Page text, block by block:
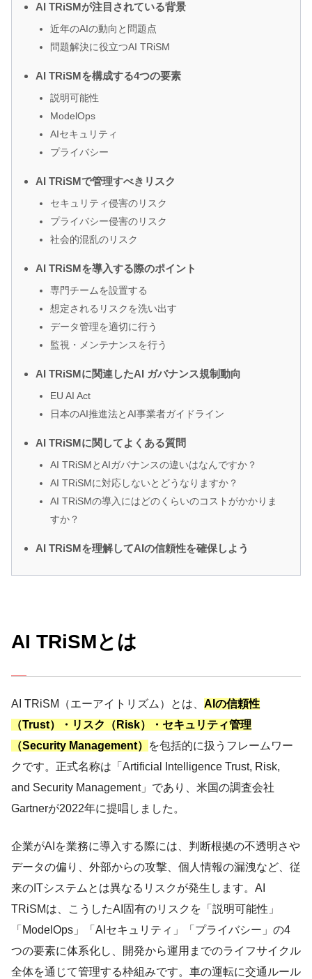
AI TRiSMが注目されている背景
近年のAIの動向と問題点
問題解決に役立つAI TRiSM
AI TRiSMを構成する4つの要素
説明可能性
ModelOps
AIセキュリティ
プライバシー
AI TRiSMで管理すべきリスク
セキュリティ侵害のリスク
プライバシー侵害のリスク
社会的混乱のリスク
AI TRiSMを導入する際のポイント
専門チームを設置する
想定されるリスクを洗い出す
データ管理を適切に行う
監視・メンテナンスを行う
AI TRiSMに関連したAI ガバナンス規制動向
EU AI Act
日本のAI推進法とAI事業者ガイドライン
AI TRiSMに関してよくある質問
AI TRiSMとAIガバナンスの違いはなんですか？
AI TRiSMに対応しないとどうなりますか？
AI TRiSMの導入にはどのくらいのコストがかかりま
すか？
AI TRiSMを理解してAIの信頼性を確保しよう
AI TRiSMとは
AI TRiSM（エーアイトリズム）とは、 AIの信頼性
（Trust）・リスク（Risk）・セキュリティ管理
（Security Management）
を包括的に扱うフレームワー
クです。正式名称は「Artificial Intelligence Trust, Risk,
and Security Management」であり、米国の調査会社
Gartnerが2022年に提唱しました。
企業がAIを業務に導入する際には、判断根拠の不透明さや
データの偏り、外部からの攻撃、個人情報の漏洩など、従
来のITシステムとは異なるリスクが発生します。AI
TRiSMは、こうしたAI固有のリスクを「説明可能性」
「ModelOps」「AIセキュリティ」「プライバシー」の4
つの要素に体系化し、開発から運用までのライフサイクル
全体を通じて管理する枠組みです。車の運転に交通ルール